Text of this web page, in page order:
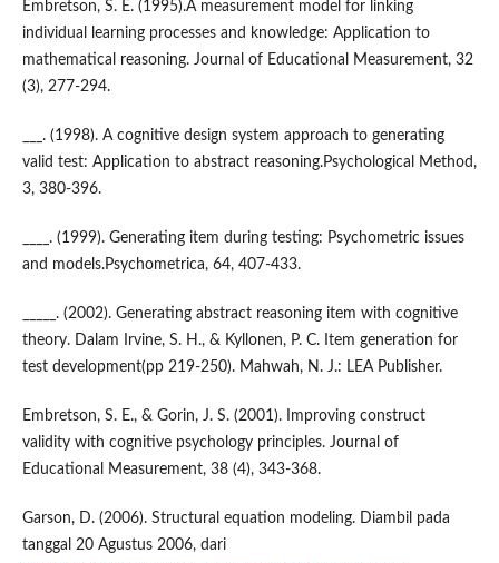
Embretson, S. E. (1995).A measurement model for linking
individual learning processes and knowledge: Application to
mathematical reasoning. Journal of Educational Measurement, 32
(3), 277-294.
___. (1998). A cognitive design system approach to generating
valid test: Application to abstract reasoning.Psychological Method,
3, 380-396.
____. (1999). Generating item during testing: Psychometric issues
and models.Psychometrica, 64, 407-433.
_____. (2002). Generating abstract reasoning item with cognitive
theory. Dalam Irvine, S. H., & Kyllonen, P. C. Item generation for
test development(pp 219-250). Mahwah, N. J.: LEA Publisher.
Embretson, S. E., & Gorin, J. S. (2001). Improving construct
validity with cognitive psychology principles. Journal of
Educational Measurement, 38 (4), 343-368.
Garson, D. (2006). Structural equation modeling. Diambil pada
tanggal 20 Agustus 2006, dari